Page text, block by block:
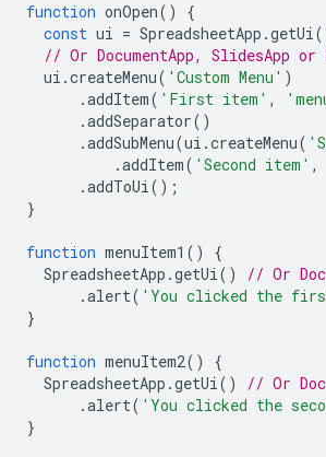
function onOpen()
{
const ui = SpreadsheetApp .getUi
// Or DocumentApp, SlidesApp or
ui .createMenu( 'Custom Menu' )
.addItem( 'First item' ,
.addSeparator()
.addSubMenu(ui .createMenu(
.addItem( 'Second item' ,
.addToUi();
}
function menuItem1 ()
{
SpreadsheetApp .getUi()
// Or
.alert( 'You clicked the
}
function menuItem2()
{
SpreadsheetApp .getUi()
// Or
.alert( 'You clicked the
}